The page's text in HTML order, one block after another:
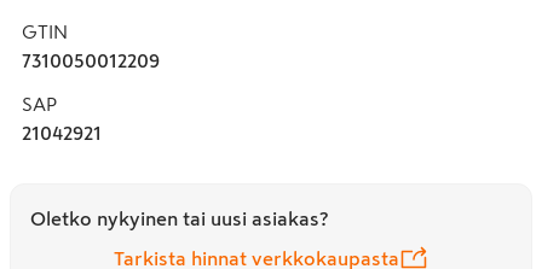
GTIN
7310050012209
SAP
21042921
Oletko nykyinen tai uusi asiakas?
Tarkista hinnat verkkokaupasta